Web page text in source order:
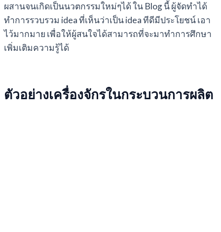
ผสานจนเกิดเป็นนวตกรรมใหม่ๆได้ ใน Blog นี้ ผู้จัดทำได้
ทำการรวบรวม idea ที่เห็นว่าเป็น idea ทีดีมีประโยชน์ เอา
ไว้มากมาย เพื่อให้ผู้สนใจได้สามารถที่จะมาทำการศึกษา
เพิ่มเติมความรู้ได้
ตัวอย่างเครื่องจักรในกระบวนการผลิต